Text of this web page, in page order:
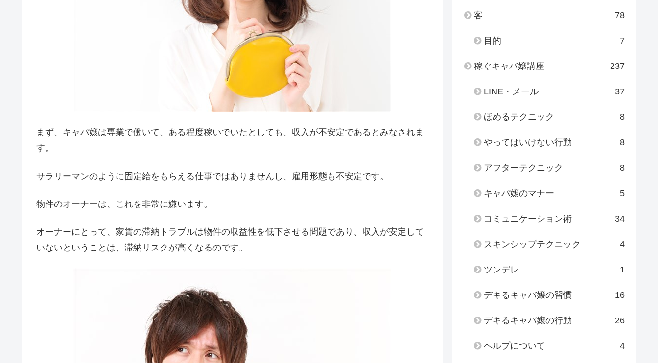
まず、キャバ嬢は専業で働いて、ある程度稼いでいたとしても、収入が不安定であるとみなされま
す。
サラリーマンのように固定給をもらえる仕事ではありませんし、雇用形態も不安定です。
物件のオーナーは、これを非常に嫌います。
オーナーにとって、家賃の滞納トラブルは物件の収益性を低下させる問題であり、収入が安定して
いないということは、滞納リスクが高くなるのです。
客 78
目的 7
稼ぐキャバ嬢講座 237
LINE・メール 37
ほめるテクニック 8
やってはいけない行動 8
アフターテクニック 8
キャバ嬢のマナー 5
コミュニケーション術 34
スキンシップテクニック 4
ツンデレ 1
デキるキャバ嬢の習慣 16
デキるキャバ嬢の行動 26
ヘルプについて 4